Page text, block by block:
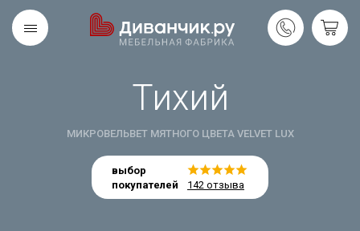
Тихий
МИКРОВЕЛЬВЕТ МЯТНОГО ЦВЕТА VELVET LUX
выбор
покупателей
142 отзыва
Скандинавская